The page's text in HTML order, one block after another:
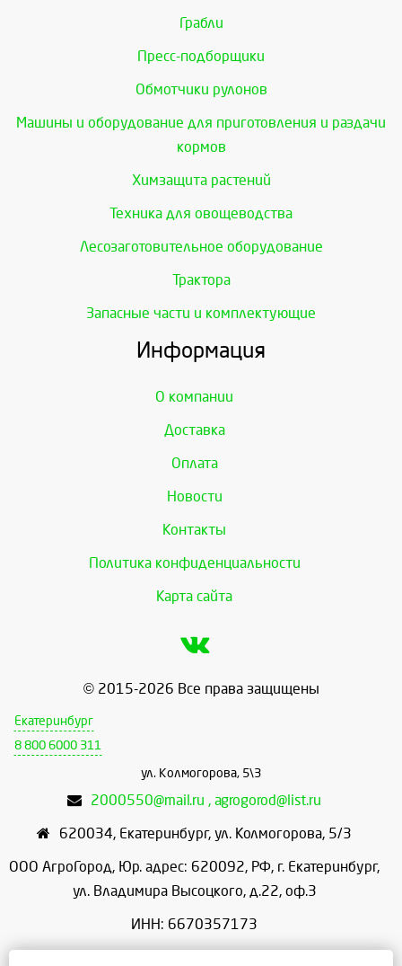
Грабли
Пресс-подборщики
Обмотчики рулонов
Машины и оборудование для приготовления и раздачи
кормов
Химзащита растений
Техника для овощеводства
Лесозаготовительное оборудование
Трактора
Запасные части и комплектующие
Информация
О компании
Доставка
Оплата
Новости
Контакты
Политика конфиденциальности
Карта сайта
© 2015-2026 Все права защищены
Екатеринбург
8 800 6000 311
ул. Колмогорова, 5\3
2000550@mail.ru , agrogorod@list.ru
620034, Екатеринбург, ул. Колмогорова, 5/3
ООО АгроГород, Юр. адрес: 620092, РФ, г. Екатеринбург,
ул. Владимира Высоцкого, д.22, оф.3
ИНН: 6670357173